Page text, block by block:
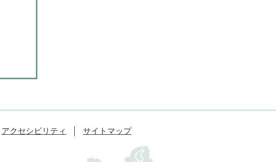
アクセシビリティ サイトマップ